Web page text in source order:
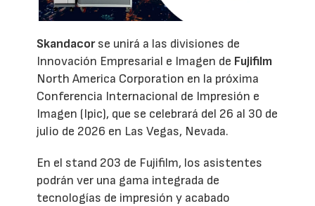
Skandacorse unirá a las divisiones de
Innovación Empresarial e Imagen de Fujifilm
North America Corporation en la próxima
Conferencia Internacional de Impresión e
Imagen (Ipic), que se celebrará del 26 al 30 de
julio de 2026 en Las Vegas, Nevada.
En el stand 203 de Fujifilm, los asistentes
podrán ver una gama integrada de
tecnologías de impresión y acabado